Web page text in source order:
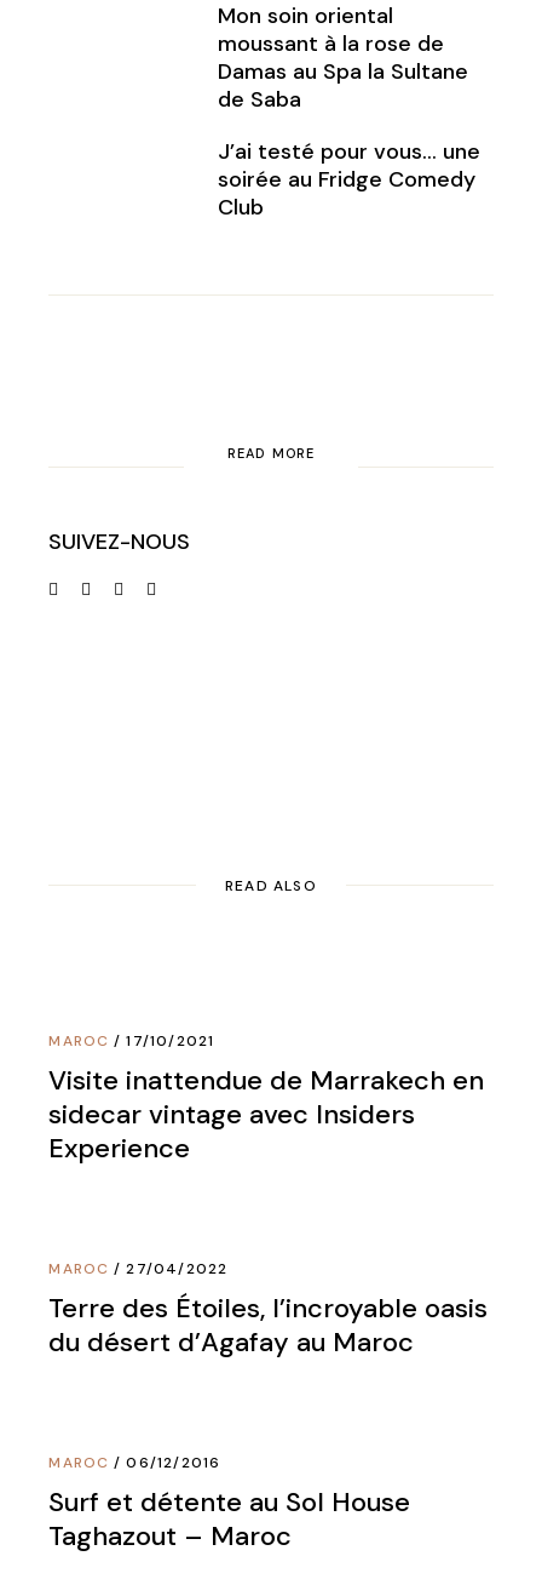
Mon soin oriental
moussant à la rose de
Damas au Spa la Sultane
de Saba
J’ai testé pour vous… une
soirée au Fridge Comedy
Club
READ MORE
SUIVEZ-NOUS
READ ALSO
MAROC 17/10/2021
Visite inattendue de Marrakech en
sidecar vintage avec Insiders
Experience
MAROC 27/04/2022
Terre des Étoiles, l’incroyable oasis
du désert d’Agafay au Maroc
MAROC 06/12/2016
Surf et détente au Sol House
Taghazout – Maroc